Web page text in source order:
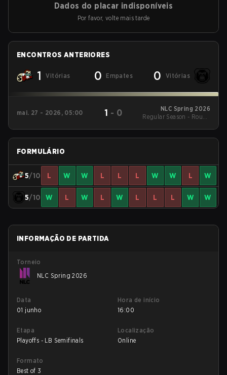
Dados do placar indisponíveis
Por favor, volte mais tarde
ENCONTROS ANTERIORES
1 Vitórias 0 Empates 0 Vitórias
mai. 27 - 2026, 05:00 1 - 0
NLC Spring 2026
Regular Season - Round
FORMULÁRIO
5/10 L W W L L L W W L W
5/10 W L W L W L L L W W
INFORMAÇÃO DE PARTIDA
Torneio
NLC Spring 2026
Data
01 junho
Hora de início
16:00
Etapa
Playoffs - LB Semifinals
Localização
Online
Formato
Best of 3